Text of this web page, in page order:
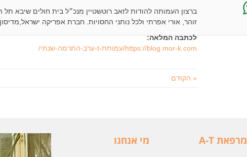
ברצון העמותה להודות לזאב רוטשטיין מנכ״ל בית חולים שיבא
זוהר, אורי אפרתי ולכל נותני החסויות. חברת אפריקה
לכתבה המלאה:
https://blog.mor-k.com/עמותת-t-ערב-התרמה-שנתי/
« הקודם
מרפאת A-T מי אנחנו